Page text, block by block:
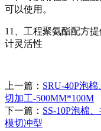
可以使用。
11、工程聚氨酯配方
计灵活性
上一篇： SRU-40P泡
切加工-500MM*100M
下一篇： SS-10P泡棉
模切冲型